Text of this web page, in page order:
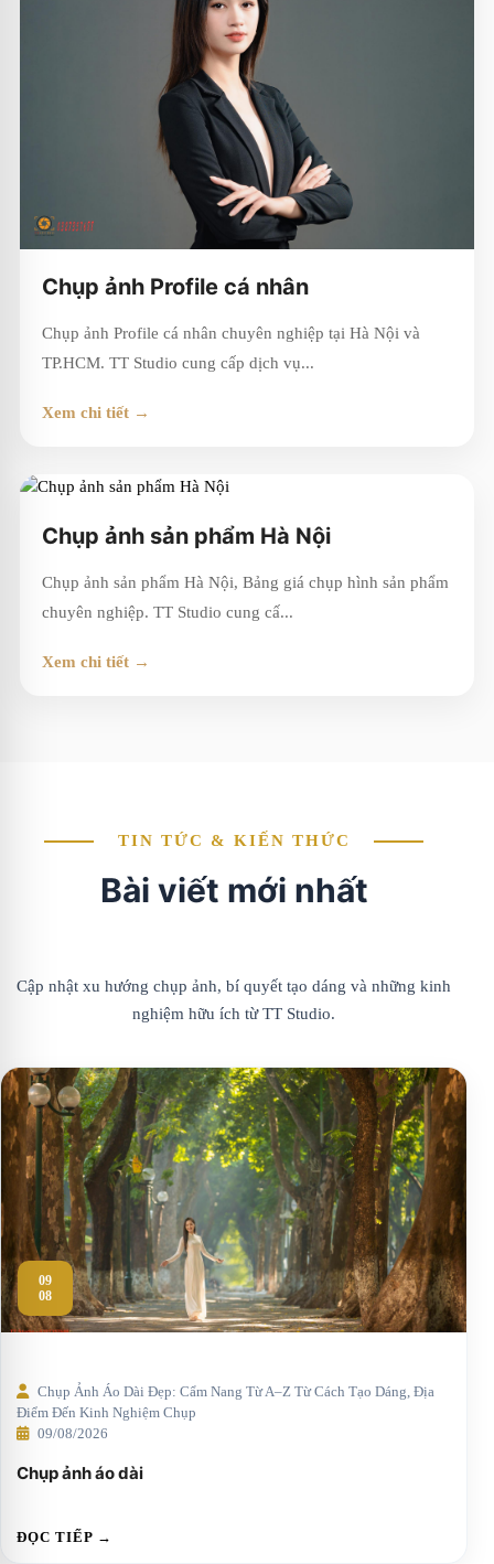
Chụp ảnh Profile cá nhân
Chụp ảnh Profile cá nhân chuyên nghiệp tại Hà Nội và
TP.HCM. TT Studio cung cấp dịch vụ...
Xem chi tiết →
Chụp ảnh sản phẩm Hà Nội
Chụp ảnh sản phẩm Hà Nội, Bảng giá chụp hình sản phẩm
chuyên nghiệp. TT Studio cung cấ...
Xem chi tiết →
TIN TỨC & KIẾN THỨC
Bài viết mới nhất
Cập nhật xu hướng chụp ảnh, bí quyết tạo dáng và những kinh
nghiệm hữu ích từ TT Studio.
09
08
Chụp Ảnh Áo Dài Đẹp: Cẩm Nang Từ A–Z Từ Cách Tạo Dáng, Địa
Điểm Đến Kinh Nghiệm Chụp
09/08/2026
Chụp ảnh áo dài
ĐỌC TIẾP →